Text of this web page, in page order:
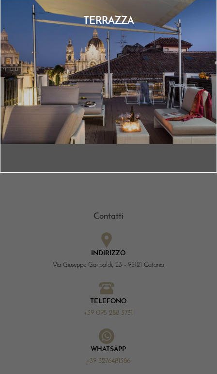
TERRAZZA
Contatti
INDIRIZZO
Via Giuseppe Garibaldi, 23 - 95121 Catania
TELEFONO
+39 095 288 3731
WHATSAPP
+39 3276481386